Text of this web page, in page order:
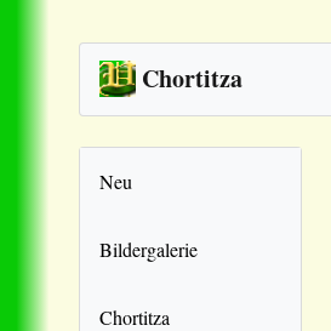
Chortitza
Neu
Bildergalerie
Chortitza